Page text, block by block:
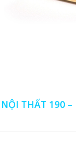
NỘI THẤT 190 –